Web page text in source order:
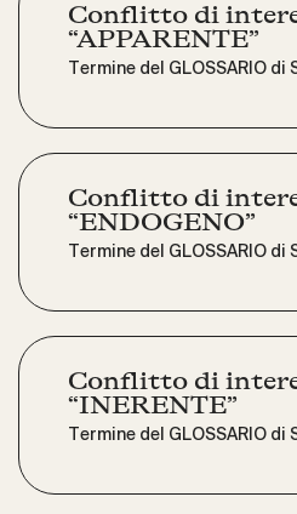
Conflitto di
“APPARENTE”
Termine del GLOSSARIO
Conflitto di
“ENDOGENO”
Termine del GLOSSARIO
Conflitto di
“INERENTE”
Termine del GLOSSARIO